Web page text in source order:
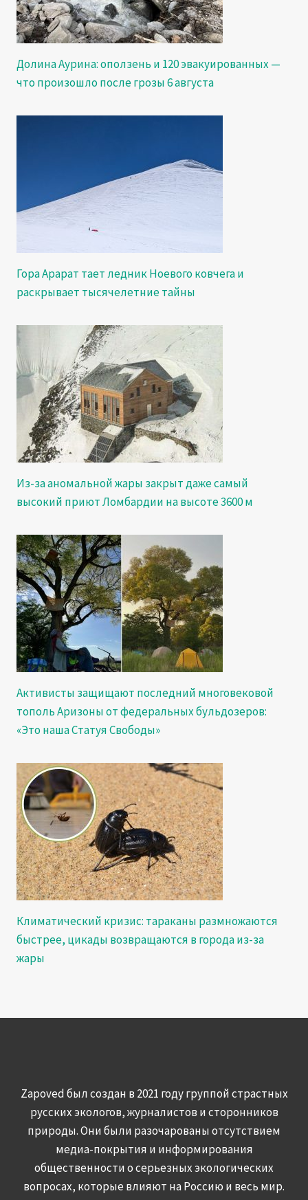
Долина Аурина: оползень и 120 эвакуированных —
что произошло после грозы 6 августа
Гора Арарат тает ледник Ноевого ковчега и
раскрывает тысячелетние тайны
Из-за аномальной жары закрыт даже самый
высокий приют Ломбардии на высоте 3600 м
Активисты защищают последний многовековой
тополь Аризоны от федеральных бульдозеров:
«Это наша Статуя Свободы»
Климатический кризис: тараканы размножаются
быстрее, цикады возвращаются в города из-за
жары
Zapoved был создан в 2021 году группой страстных
русских экологов, журналистов и сторонников
природы. Они были разочарованы отсутствием
медиа-покрытия и информирования
общественности о серьезных экологических
вопросах, которые влияют на Россию и весь мир.